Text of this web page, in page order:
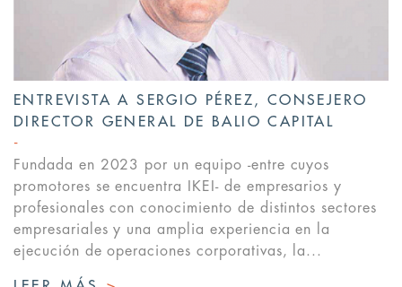
ENTREVISTA A SERGIO PÉREZ, CONSEJERO
DIRECTOR GENERAL DE BALIO CAPITAL
Fundada en 2023 por un equipo -entre cuyos
promotores se encuentra IKEI- de empresarios y
profesionales con conocimiento de distintos sectores
empresariales y una amplia experiencia en la
ejecución de operaciones corporativas, la...